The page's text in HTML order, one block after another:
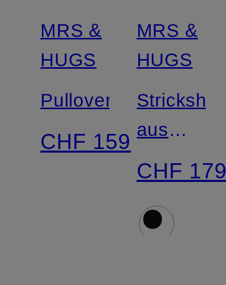
Zertifiziert
MRS &
HUGS
Pullover
CHF 159
Zertifiziert
MRS &
HUGS
Strickshirt
aus
CHF